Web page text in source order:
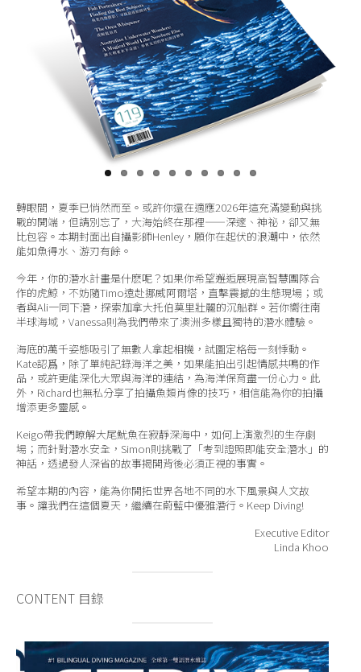
轉眼間，夏季已悄然而至。或許你還在適應2026年這充滿變動與挑
戰的開端，但請別忘了，大海始終在那裡——深邃、神祕，卻又無
比包容。本期封面出自攝影師Henley，願你在起伏的浪潮中，依然
能如魚得水、游刃有餘。
今年，你的潛水計畫是什麽呢？如果你希望邂逅展現高智慧團隊合
作的虎鯨，不妨隨Timo遠赴挪威阿爾塔，直擊震撼的生態現場；或
者與Ali一同下潛，探索加拿大托伯莫里壯麗的沉船群。若你嚮往南
半球海域，Vanessa則為我們帶來了澳洲多樣且獨特的潛水體驗。
海底的萬千姿態吸引了無數人拿起相機，試圖定格每一刻悸動。
Kate認爲，除了單純記錄海洋之美，如果能拍出引起情感共鳴的作
品，或許更能深化大眾與海洋的連結，為海洋保育盡一份心力。此
外，Richard也無私分享了拍攝魚類肖像的技巧，相信能為你的拍攝
增添更多靈感。
Keigo帶我們瞭解大尾魷魚在寂靜深海中，如何上演激烈的生存劇
場；而針對潛水安全，Simon則挑戰了「考到證照即能安全潛水」的
神話，透過發人深省的故事揭開背後必須正視的事實。
希望本期的內容，能為你開拓世界各地不同的水下風景與人文故
事。讓我們在這個夏天，繼續在蔚藍中優雅潛行。Keep Diving!
Executive Editor
Linda Khoo
CONTENT 目錄